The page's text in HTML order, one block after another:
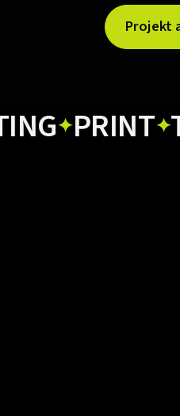
Projekt
PRINT✦